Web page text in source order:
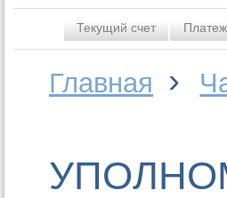
Текущий счет
Главная ›